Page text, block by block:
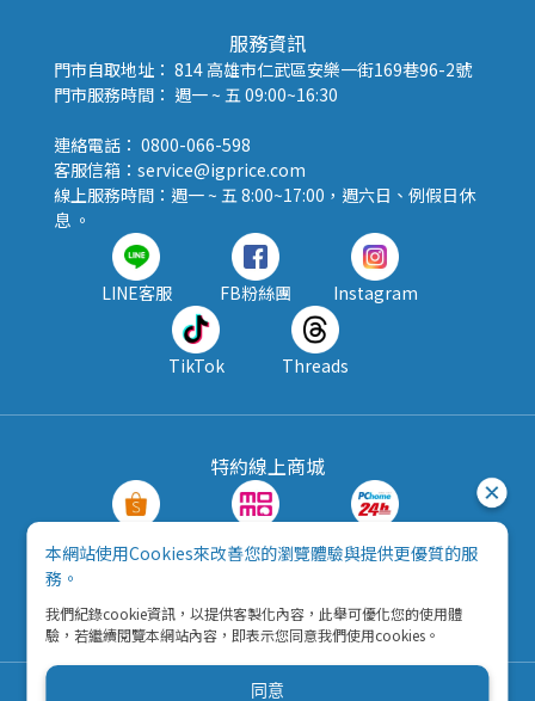
服務資訊
門市自取地址： 814 高雄市仁武區安樂一街169巷96-2號
門市服務時間： 週一 ~ 五 09:00~16:30
連絡電話： 0800-066-598
客服信箱：service@igprice.com
線上服務時間：週一 ~ 五 8:00~17:00，週六日、例假日休
息 。
LINE客服 FB粉絲團 Instagram
TikTok Threads
特約線上商城
露天拍賣 酷澎
Copyright © 2026 五九八資訊科技有限公司
本網站使用Cookies來改善您的瀏覽體驗與提供更優質的服
務。
我們紀錄cookie資訊，以提供客製化內容，此舉可優化您的使用體
驗，若繼續閱覽本網站內容，即表示您同意我們使用cookies。
同意